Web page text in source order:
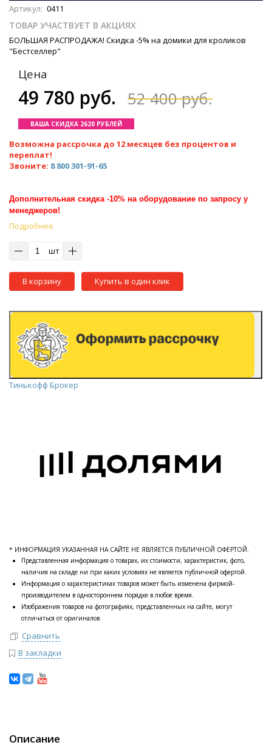
Артикул: 0411
ТОВАР УЧАСТВУЕТ В АКЦИЯХ
БОЛЬШАЯ РАСПРОДАЖА! Скидка -5% на домики для кроликов
"Бестселлер"
Цена
49 780 руб. 52 400 руб.
ВАША СКИДКА 2620 РУБЛЕЙ
Возможна рассрочка до 12 месяцев без процентов и
переплат!
Звоните: 8 800 301-91-65
Дополнительная скидка -10% на оборудование по запросу у
менеджеров!
Подробнее
шт
В корзину Купить в один клик
Тинькофф Брокер
* ИНФОРМАЦИЯ УКАЗАННАЯ НА САЙТЕ НЕ ЯВЛЯЕТСЯ ПУБЛИЧНОЙ ОФЕРТОЙ.
Представленная информация о товарах, их стоимости, характеристик, фото,
наличия на складе ни при каких условиях не является публичной офертой.
Информация о характеристиках товаров может быть изменена фирмой-
производителем в одностороннем порядке в любое время.
Изображения товаров на фотографиях, представленных на сайте, могут
отличаться от оригиналов.
Сравнить
В закладки
Описание